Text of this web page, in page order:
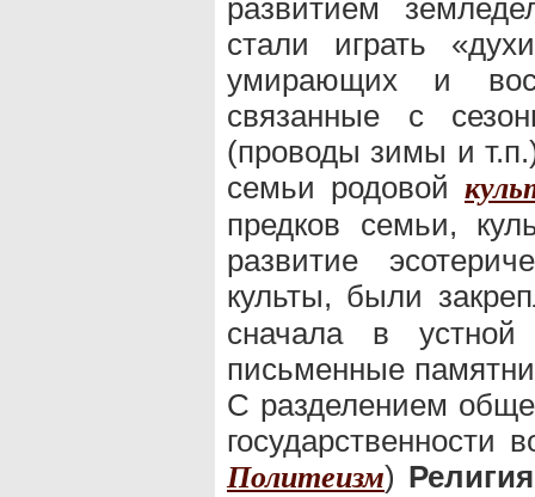
развитием
стали играть
умирающих и
связанные с
(проводы зимы и
семьи родовой
предков семьи,
развитие
культы, были
сначала в устной
письменные
С разделением
государственности
Политеизм) Религия